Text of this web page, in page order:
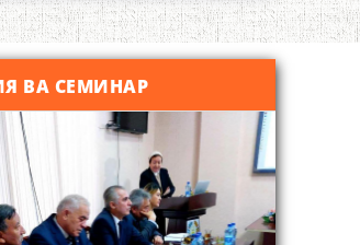
Қадамҷо - Лоҳутӣ
ВА СЕМИНАР